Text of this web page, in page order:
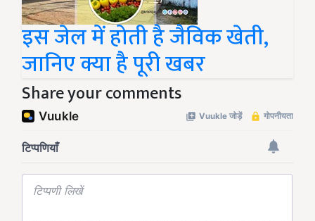
इस जेल में होती है जैविक खेती,
जानिए क्या है पूरी खबर
Share your comments